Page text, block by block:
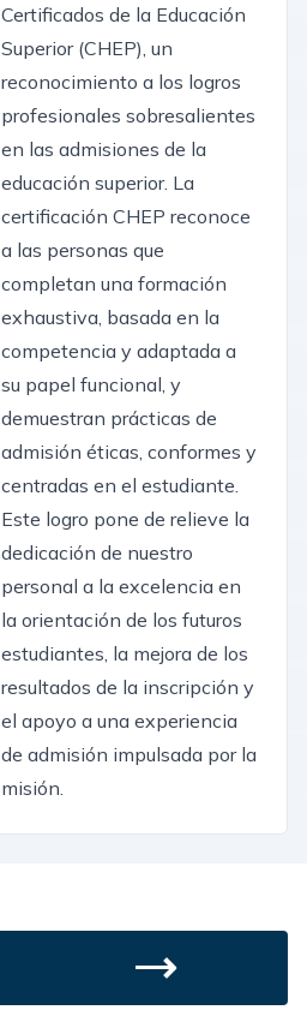
Certificados de la Educación
Superior (CHEP), un
reconocimiento a los logros
profesionales sobresalientes
en las admisiones de la
educación superior. La
certificación CHEP reconoce
a las personas que
completan una formación
exhaustiva, basada en la
competencia y adaptada a
su papel funcional, y
demuestran prácticas de
admisión éticas, conformes y
centradas en el estudiante.
Este logro pone de relieve la
dedicación de nuestro
personal a la excelencia en
la orientación de los futuros
estudiantes, la mejora de los
resultados de la inscripción y
el apoyo a una experiencia
de admisión impulsada por la
misión.